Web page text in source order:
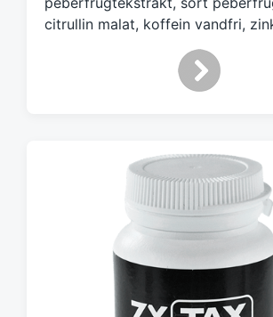
citrullin malat, koffein vandfri,